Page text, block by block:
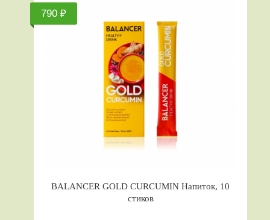
790 ₽
BALANCER GOLD CURCUMIN Напиток, 10
стиков